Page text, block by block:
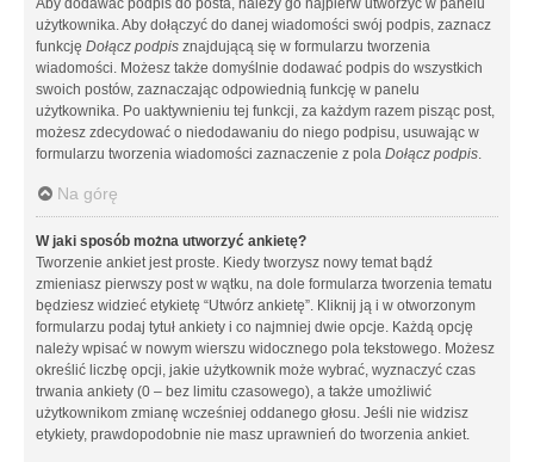
Aby dodawać podpis do posta, należy go najpierw utworzyć w panelu
użytkownika. Aby dołączyć do danej wiadomości swój podpis, zaznacz
funkcję Dołącz podpis znajdującą się w formularzu tworzenia
wiadomości. Możesz także domyślnie dodawać podpis do wszystkich
swoich postów, zaznaczając odpowiednią funkcję w panelu
użytkownika. Po uaktywnieniu tej funkcji, za każdym razem pisząc post,
możesz zdecydować o niedodawaniu do niego podpisu, usuwając w
formularzu tworzenia wiadomości zaznaczenie z pola Dołącz podpis.
Na górę
W jaki sposób można utworzyć ankietę?
Tworzenie ankiet jest proste. Kiedy tworzysz nowy temat bądź
zmieniasz pierwszy post w wątku, na dole formularza tworzenia tematu
będziesz widzieć etykietę “Utwórz ankietę”. Kliknij ją i w otworzonym
formularzu podaj tytuł ankiety i co najmniej dwie opcje. Każdą opcję
należy wpisać w nowym wierszu widocznego pola tekstowego. Możesz
określić liczbę opcji, jakie użytkownik może wybrać, wyznaczyć czas
trwania ankiety (0 – bez limitu czasowego), a także umożliwić
użytkownikom zmianę wcześniej oddanego głosu. Jeśli nie widzisz
etykiety, prawdopodobnie nie masz uprawnień do tworzenia ankiet.